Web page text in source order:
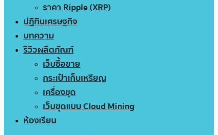
ราคา Ripple (XRP)
ปฏิทินเศรษฐกิจ
บทความ
รีวิวผลิตภัณฑ์
เว็บซื้อขาย
กระเป๋าเก็บเหรียญ
เครื่องขุด
เว็บขุดแบบ Cloud Mining
ห้องเรียน